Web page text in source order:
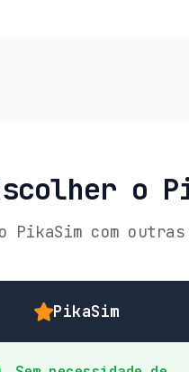
o
o PikaSim com
PikaSim